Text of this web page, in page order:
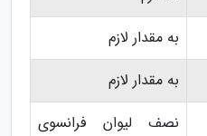
به مقدار لازم
به مقدار لازم
نصف لیوان فرانسوی